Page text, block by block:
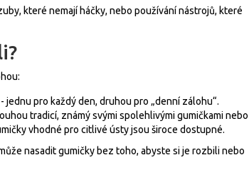
které nemají háčky, nebo používání nástrojů, které
pro každý den, druhou pro „denní zálohu“.
tradicí, známý svými spolehlivými gumičkaminebo
vhodné pro citlivé ústyjsou široce dostupné.
nasadit gumičky bez toho, abyste si je rozbili nebo